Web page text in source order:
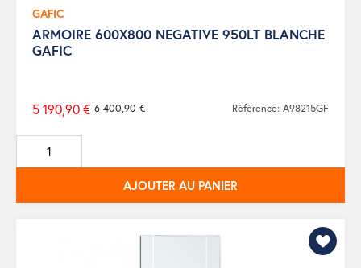
GAFIC
ARMOIRE 600X800 NEGATIVE 950LT BLANCHE
GAFIC
Prix
de
base
6 400,90 €
5 190,90 € Référence: A98215GF
AJOUTER AU PANIER